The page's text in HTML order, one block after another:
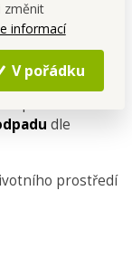
změnit
informací
V pořádku
materiálů
dle
prostředí